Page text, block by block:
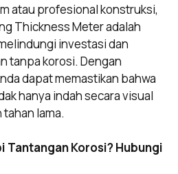
atau profesional konstruksi,
Thickness Meter adalah
investasi dan
tanpa korosi. Dengan
dapat memastikan bahwa
hanya indah secara visual
lama.
Tantangan Korosi? Hubungi